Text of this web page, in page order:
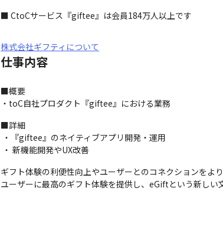
■ CtoCサービス『giftee』は会員184万人以上です
株式会社ギフティについて
仕事内容
■概要
・toC自社プロダクト『giftee』における業務
■詳細
・ 新機能開発やUX改善
ギフト体験の利便性向上やユーザーとのコネクションをよ
ユーザーに最高のギフト体験を提供し、eGiftという新しい